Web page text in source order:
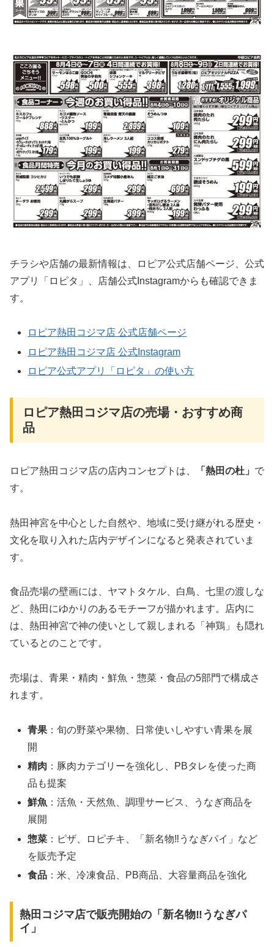
チラシや店舗の最新情報は、ロピア公式店舗ページ、公式
アプリ「ロピタ」、店舗公式Instagramからも確認できま
す。
ロピア熱田コジマ店 公式店舗ページ
ロピア熱田コジマ店 公式Instagram
ロピア公式アプリ「ロピタ」の使い方
ロピア熱田コジマ店の売場・おすすめ商
品
ロピア熱田コジマ店の店内コンセプトは、 「熱田の杜」 で
す。
熱田神宮を中心とした自然や、地域に受け継がれる歴史・
文化を取り入れた店内デザインになると発表されていま
す。
食品売場の壁画には、ヤマトタケル、白鳥、七里の渡しな
ど、熱田にゆかりのあるモチーフが描かれます。店内に
は、熱田神宮で神の使いとして親しまれる「神鶏」も隠れ
ているとのことです。
売場は、青果・精肉・鮮魚・惣菜・食品の5部門で構成さ
れます。
青果 ：旬の野菜や果物、日常使いしやすい青果を展
開
精肉 ：豚肉カテゴリーを強化し、PBタレを使った商
品も提案
鮮魚 ：活魚・天然魚、調理サービス、うなぎ商品を
展開
惣菜 ：ピザ、ロピチキ、「新名物‼うなぎパイ」など
を販売予定
食品 ：米、冷凍食品、PB商品、大容量商品を強化
熱田コジマ店で販売開始の「新名物‼うなぎパ
イ」